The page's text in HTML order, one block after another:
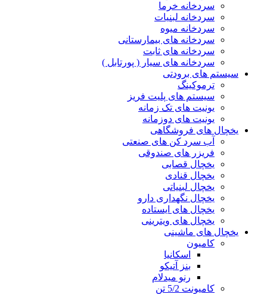
سردخانه خرما
سردخانه لبنیات
سردخانه میوه
سردخانه های بیمارستانی
سردخانه های ثابت
سردخانه های سیار ( پورتابل )
سیستم های برودتی
ترموکینگ
سیستم های پلیت فریز
یونیت های تک زمانه
یونیت های دوزمانه
یخچال های فروشگاهی
آب سرد کن های صنعتی
فریزر های صندوقی
یخچال قصابی
یخچال قنادی
یخچال لبنیاتی
یخچال نگهداری دارو
یخچال های ایستاده
یخچال های ویترینی
یخچال های ماشینی
کامیون
اسکانیا
بنز آتیکو
رنو میدلام
کامیونت 5/2 تن